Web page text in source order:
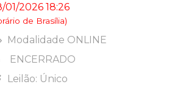
01/2026 18:26
de Brasília)
Modalidade ONLINE
ENCERRADO
Leilão: Único